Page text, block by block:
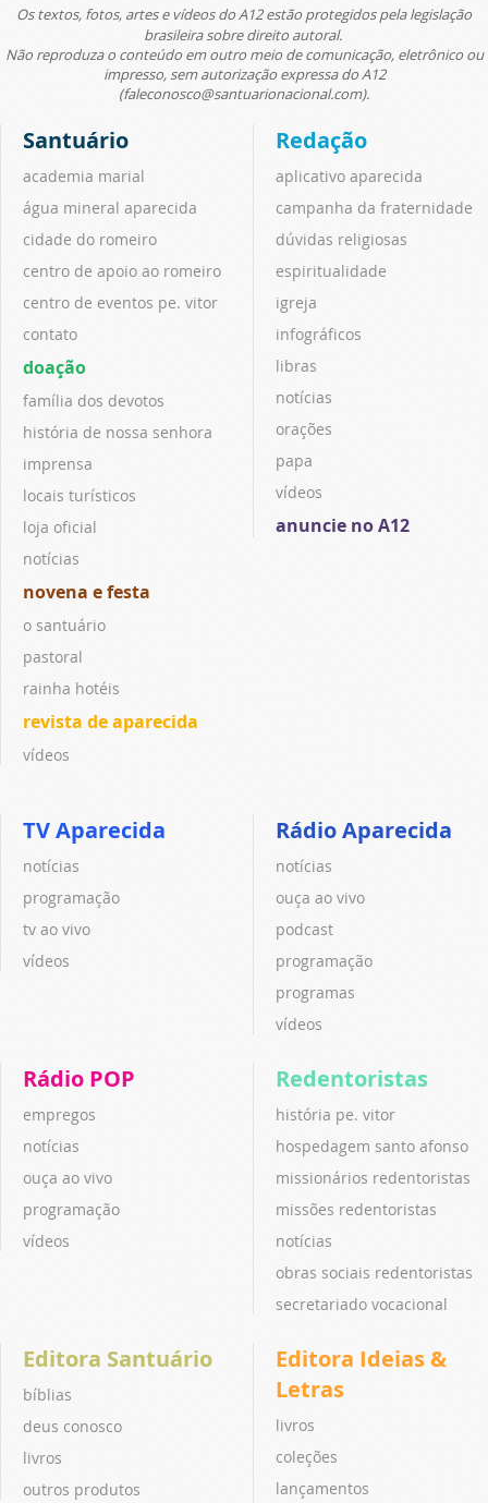
Os textos, fotos, artes e vídeos do A12 estão protegidos pela legislação
brasileira sobre direito autoral.
Não reproduza o conteúdo em outro meio de comunicação, eletrônico ou
impresso, sem autorização expressa do A12
(faleconosco@santuarionacional.com).
Santuário
academia marial
água mineral aparecida
cidade do romeiro
centro de apoio ao romeiro
centro de eventos pe. vitor
contato
doação
família dos devotos
história de nossa senhora
imprensa
locais turísticos
loja oficial
notícias
novena e festa
o santuário
pastoral
rainha hotéis
revista de aparecida
vídeos
Redação
aplicativo aparecida
campanha da fraternidade
dúvidas religiosas
espiritualidade
igreja
infográficos
libras
notícias
orações
papa
vídeos
anuncie no A12
TV Aparecida
notícias
programação
tv ao vivo
vídeos
Rádio Aparecida
notícias
ouça ao vivo
podcast
programação
programas
vídeos
Rádio POP
empregos
notícias
ouça ao vivo
programação
vídeos
Redentoristas
história pe. vitor
hospedagem santo afonso
missionários redentoristas
missões redentoristas
notícias
obras sociais redentoristas
secretariado vocacional
Editora Santuário
bíblias
deus conosco
livros
outros produtos
Editora Ideias &
Letras
livros
coleções
lançamentos